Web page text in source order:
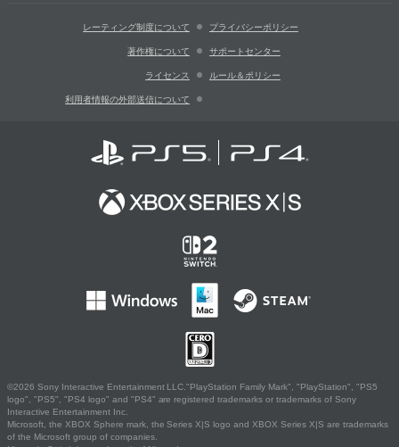
レーティング制度について プライバシーポリシー
著作権について サポートセンター
ライセンス ルール＆ポリシー
利用者情報の外部送信について
©2026 Sony Interactive Entertainment LLC."PlayStation Family Mark", "PlayStation", "PS5
logo", "PS5", "PS4 logo" and "PS4" are registered trademarks or trademarks of Sony
Interactive Entertainment Inc.
Microsoft, the XBOX Sphere mark, the Series X|S logo and XBOX Series X|S are trademarks
of the Microsoft group of companies.